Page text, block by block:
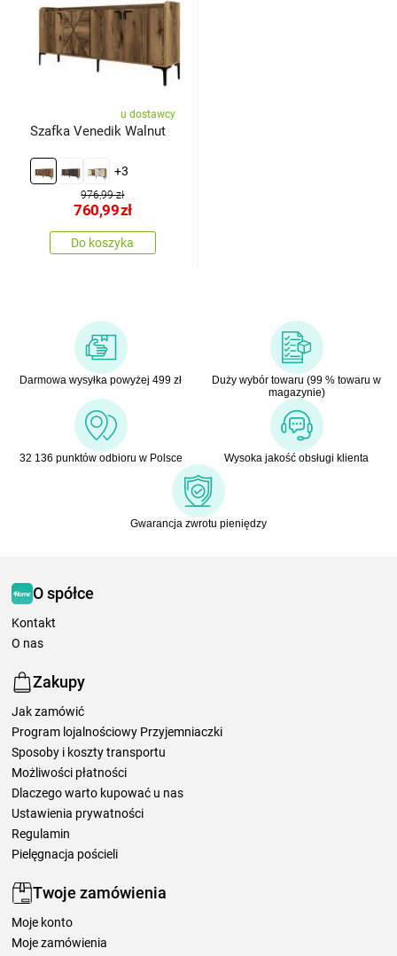
u dostawcy
Szafka Venedik Walnut
+3
976,99 zł
760,99zł
Do koszyka
Darmowa wysyłka powyżej 499 zł
Duży wybór towaru (99 % towaru w
magazynie)
32 136 punktów odbioru w Polsce Wysoka jakość obsługi klienta
Gwarancja zwrotu pieniędzy
O spółce
Kontakt
O nas
Zakupy
Jak zamówić
Program lojalnościowy Przyjemniaczki
Sposoby i koszty transportu
Możliwości płatności
Dlaczego warto kupować u nas
Ustawienia prywatności
Regulamin
Pielęgnacja pościeli
Twoje zamówienia
Moje konto
Moje zamówienia